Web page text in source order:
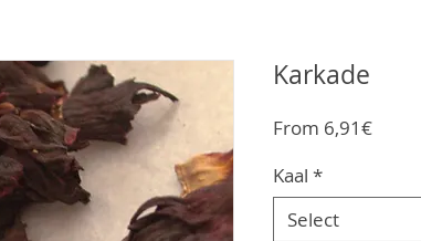
Karkade
From 6,91€Sale
Kaal *
Select